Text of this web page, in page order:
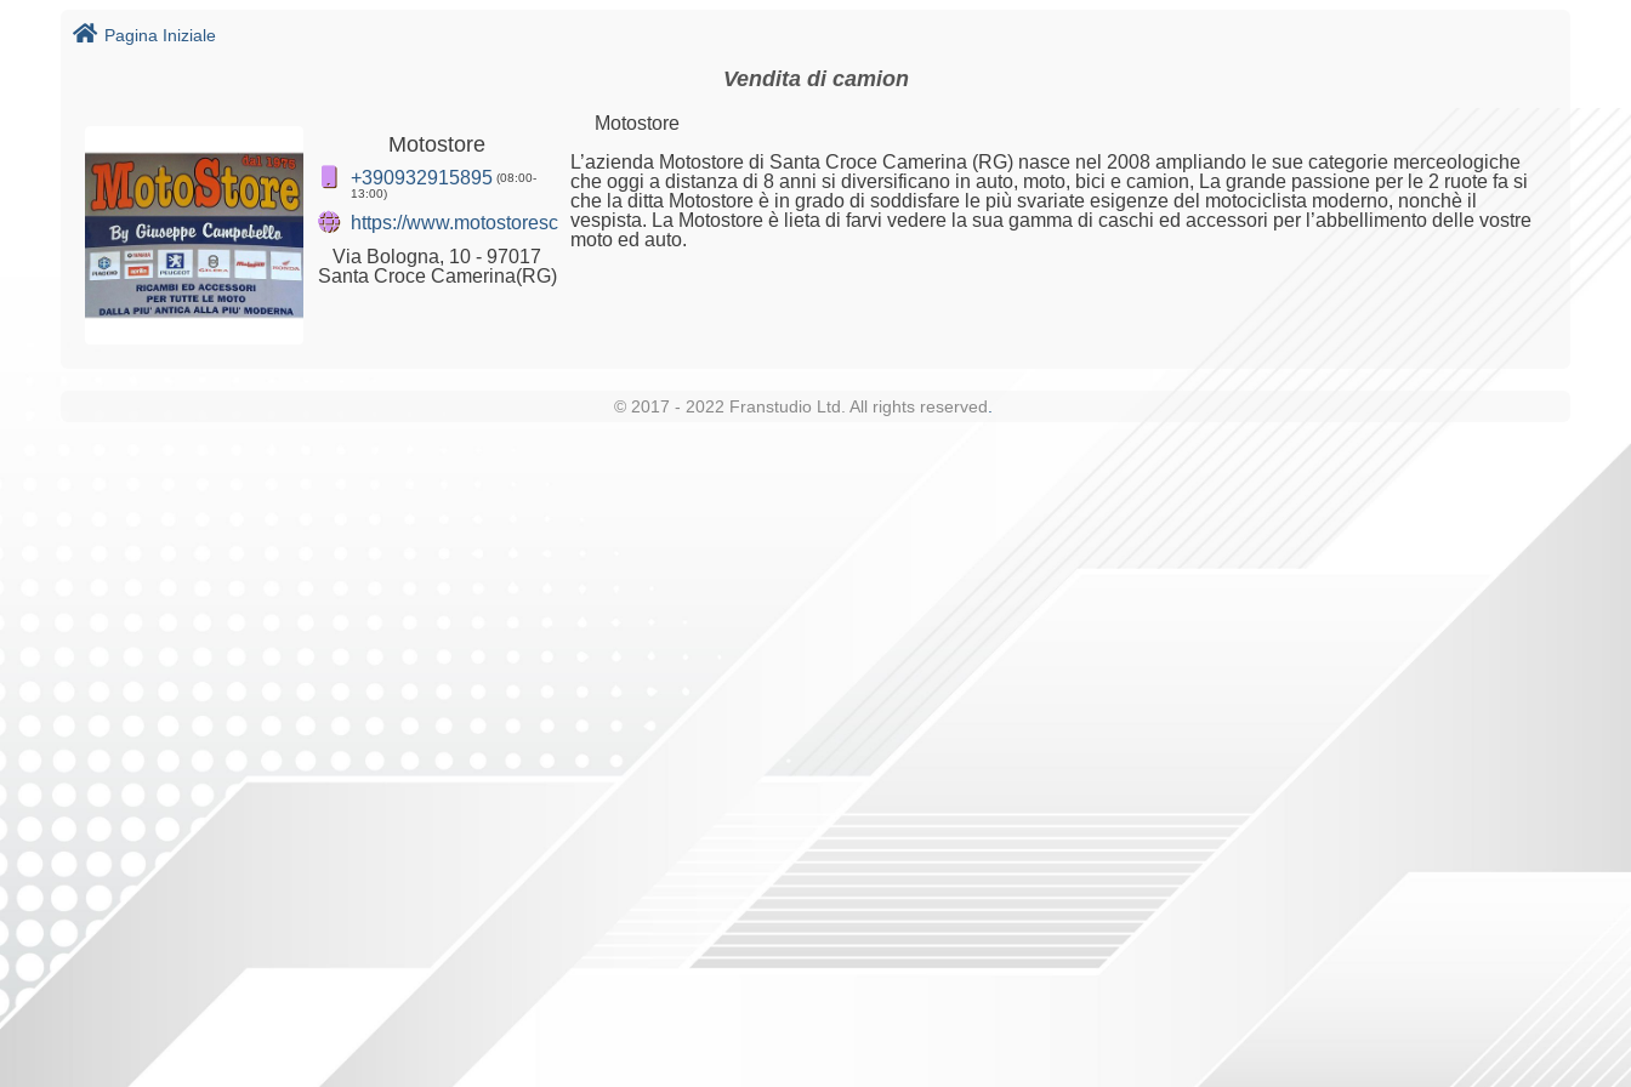
Pagina Iniziale
Vendita di camion
Motostore
+390932915895 (08:00-
13:00)
https://www.motostorescc.it
Via Bologna, 10 - 97017
Santa Croce Camerina(RG)
Motostore
L’azienda Motostore di Santa Croce Camerina (RG) nasce nel 2008 ampliando le sue categorie merceologiche
che oggi a distanza di 8 anni si diversificano in auto, moto, bici e camion, La grande passione per le 2 ruote fa si
che la ditta Motostore è in grado di soddisfare le più svariate esigenze del motociclista moderno, nonchè il
vespista. La Motostore è lieta di farvi vedere la sua gamma di caschi ed accessori per l’abbellimento delle vostre
moto ed auto.
© 2017 - 2022 Franstudio Ltd. All rights reserved